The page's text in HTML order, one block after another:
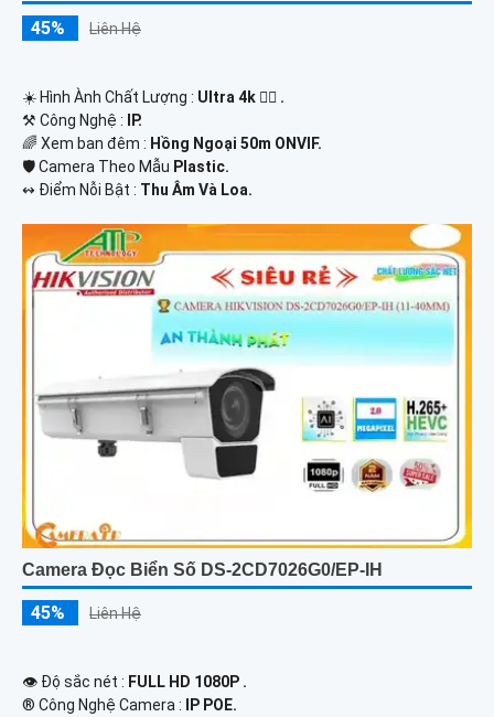
45% Liên Hệ
☀️ Hình Ành Chất Lượng : Ultra 4k 👍🏾 .
⚒ Công Nghệ :
IP.
🌈 Xem ban đêm : Hồng Ngoại 50m ONVIF.
🛡 Camera Theo Mẫu Plastic.
️↭ Điểm Nỗi Bật : Thu Âm Và Loa.
Camera Đọc Biển Số DS-2CD7026G0/EP-IH
45% Liên Hệ
👁 Độ sắc nét : FULL HD 1080P .
®️ Công Nghệ Camera :
IP POE.